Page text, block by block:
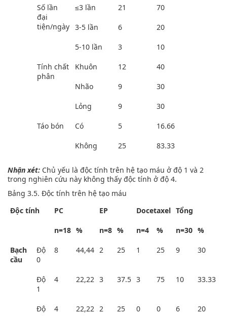
Số lần
đại
tiện/ngày
≤3 lần 21 70
3-5 lần 6 20
5-10 lần 3 10
Tính chất
phân
Khuôn 12 40
Nhão 9 30
Lỏng 9 30
Táo bón Có 5 16.66
Không 25 83.33
Nhận xét: Chủ yếu là độc tính trên hệ tạo máu ở độ 1 và 2
trong nghiên cứu này không thấy độc tính ở độ 4.
Bảng 3.5. Độc tính trên hệ tạo máu
Độc tính
PC EP Docetaxel Tổng
n=18 % n=8 % n=4 % n=30 %
Bạch
cầu
Độ
0
8 44,44 2 25 1 25 9 30
Độ
1
4 22,22 3 37.5 3 75 10 33.33
Độ
4 22,22 2 25 0 0 6 20